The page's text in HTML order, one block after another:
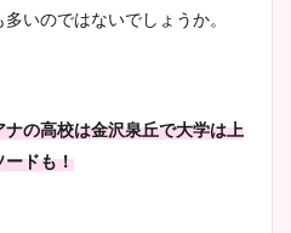
いのではないでしょうか。
ナの高校は金沢泉丘で大学は上
ードも！